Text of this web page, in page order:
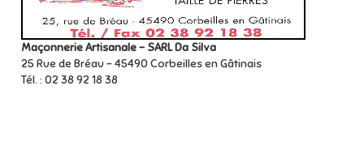
Maçonnerie Artisanale – SARL Da Silva
25 Rue de Bréau – 45490 Corbeilles en Gâtinais
Tél. : 02 38 92 18 38